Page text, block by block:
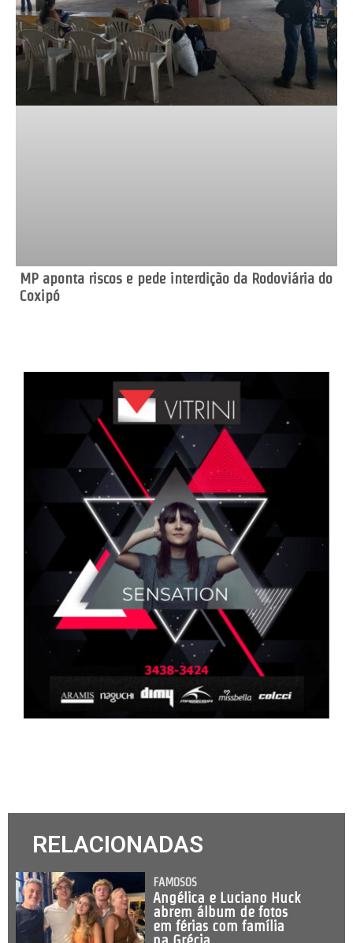
MP aponta riscos e pede interdição da Rodoviária do
Coxipó
RELACIONADAS
FAMOSOS
Angélica e Luciano Huck
abrem álbum de fotos
em férias com família